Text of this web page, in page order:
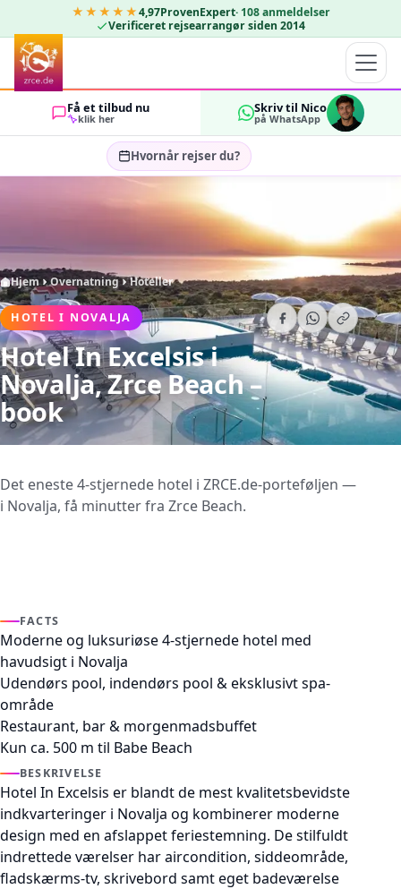
★★★★★4,97ProvenExpert· 108 anmeldelser
Verificeret rejsearrangør siden 2014
Få et tilbud nu
klik her
Skriv til Nico
på WhatsApp
Hvornår rejser du?
Vælg rejsedatoer…
OK
Hjem Overnatning Hoteller
HOTEL I NOVALJA
Hotel In Excelsisi
Novalja, Zrce Beach –
book
Det eneste 4-stjernede hotel i ZRCE.de-porteføljen —
i Novalja, få minutter fra Zrce Beach.
FACTS
Moderne og luksuriøse 4-stjernede hotel med
havudsigt i Novalja
Udendørs pool, indendørs pool & eksklusivt spa-
område
Restaurant, bar & morgenmadsbuffet
Kun ca. 500 m til Babe Beach
BESKRIVELSE
Hotel In Excelsis er blandt de mest kvalitetsbevidste
indkvarteringer i Novalja og kombinerer moderne
design med en afslappet feriestemning. De stilfuldt
indrettede værelser har aircondition, siddeområde,
fladskærms-tv, skrivebord samt eget badeværelse